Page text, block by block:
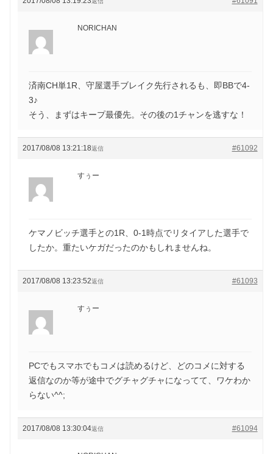
NORICHAN
済南CH単1R、守屋選手ブレイク先行されるも、即BBで4-
3♪
そう、まずはキープ最優先。その後の1チャンを逃すな！
2017/08/08 13:21:18 #61092
返信
すぅー
ケマノビッチ選手との1R、0-1時点でリタイアした選手で
したか。重たいケガだったのかもしれませんね。
2017/08/08 13:23:52 #61093
返信
すぅー
PCでもスマホでもコメは読めるけど、どのコメに対する
返信なのか等が途中でグチャグチャになってて、ワケわか
らない^^;
2017/08/08 13:30:04 #61094
返信